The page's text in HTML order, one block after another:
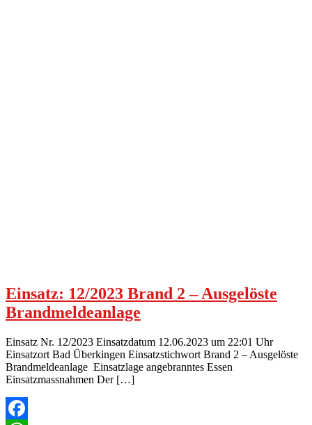
Einsatz: 12/2023 Brand 2 – Ausgelöste
Brandmeldeanlage
Einsatz Nr. 12/2023 Einsatzdatum 12.06.2023 um 22:01 Uhr
Einsatzort Bad Überkingen Einsatzstichwort Brand 2 – Ausgelöste
Brandmeldeanlage Einsatzlage angebranntes Essen
Einsatzmassnahmen Der […]